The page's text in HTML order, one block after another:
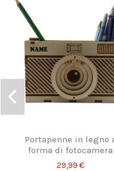
Portapenne in legno
forma di fotocamera
vintage
29,99 €